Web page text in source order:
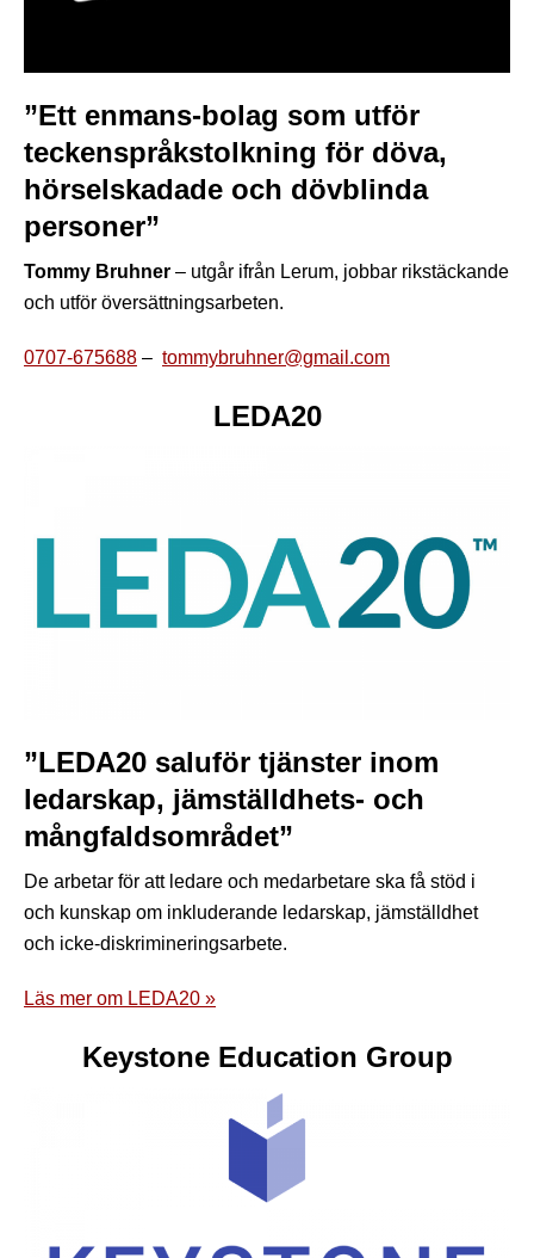
”Ett enmans-bolag som utför
teckenspråkstolkning för döva,
hörselskadade och dövblinda
personer”
Tommy Bruhner – utgår ifrån Lerum, jobbar rikstäckande
och utför översättningsarbeten.
0707-675688 – tommybruhner@gmail.com
LEDA20
”LEDA20 saluför tjänster inom
ledarskap, jämställdhets- och
mångfaldsområdet”
De arbetar för att ledare och medarbetare ska få stöd i
och kunskap om inkluderande ledarskap, jämställdhet
och icke-diskrimineringsarbete.
Läs mer om LEDA20 »
Keystone Education Group